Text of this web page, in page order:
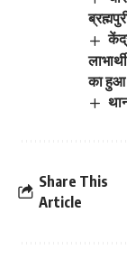
का
Share This
Article